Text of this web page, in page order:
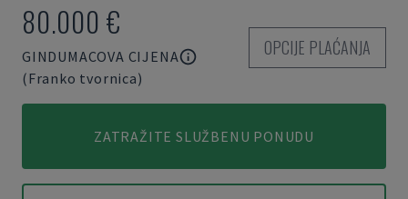
80.000 €
GINDUMACOVA CIJENA
(Franko tvornica)
OPCIJE PLAĆANJA
ZATRAŽITE SLUŽBENU PONUDU